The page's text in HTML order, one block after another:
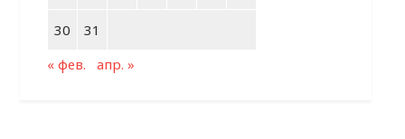
30
31
« фев.
апр. »